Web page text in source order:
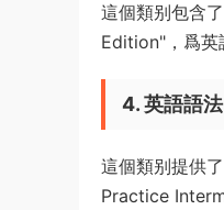
這個類别包含
Edition"，爲英
4. 英語語
這個類别提供
Practice